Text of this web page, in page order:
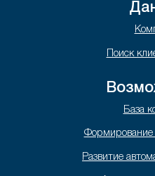
Поиск
База
Формирование
Развитие